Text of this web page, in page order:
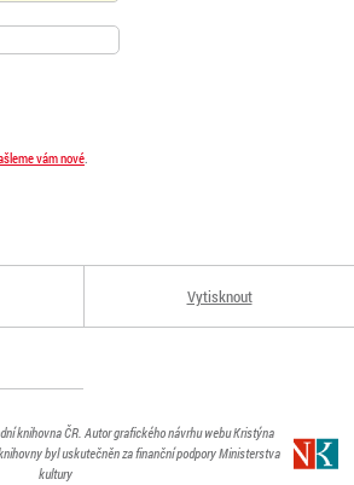
vám nové.
Vytisknout
knihovna ČR. Autor grafického návrhu webu Kristýna
byl uskutečněn za finanční podpory Ministerstva
kultury